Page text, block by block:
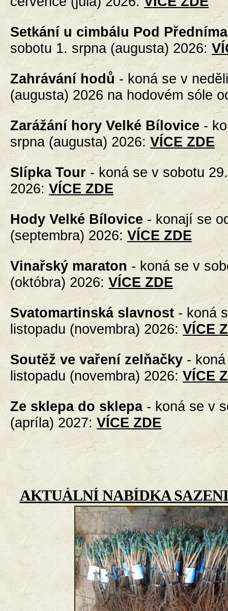
Setkání u cimbálu Pod Předníma
sobotu 1. srpna (augusta) 2026:
Zahrávání hodů - koná se v
(augusta) 2026 na hodovém sóle
Zarážání hory Velké Bílovice -
srpna (augusta) 2026:VÍCE ZDE
Slípka Tour - koná sev sobotu
2026:VÍCE ZDE
Hody Velké Bílovice - konají se
(septembra) 2026:VÍCE ZDE
Vinařský maraton - koná se v
(októbra) 2026:VÍCE ZDE
Svatomartinská slavnost - koná
listopadu (novembra) 2026:VÍCE
Soutěž ve vaření zelňačky-
listopadu (novembra) 2026:VÍCE
Ze sklepa do sklepa - koná se v
(apríla) 2027:VÍCE ZDE
AKTUÁLNÍ NABÍDKA